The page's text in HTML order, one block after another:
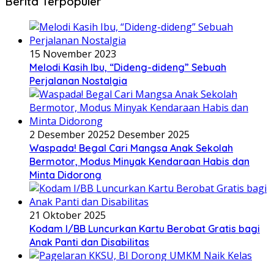
15 November 2023
Melodi Kasih Ibu, “Dideng-dideng” Sebuah
Perjalanan Nostalgia
2 Desember 20252 Desember 2025
Waspada! Begal Cari Mangsa Anak Sekolah
Bermotor, Modus Minyak Kendaraan Habis dan
Minta Didorong
21 Oktober 2025
Kodam I/BB Luncurkan Kartu Berobat Gratis bagi
Anak Panti dan Disabilitas